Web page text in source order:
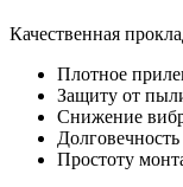
Качественная
Плотное
Защиту от
Снижение
Простоту